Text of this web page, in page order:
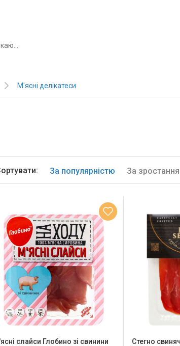
М'ясні делікатеси
За популярністю За
слайси Глобино зі свинини
Стегно